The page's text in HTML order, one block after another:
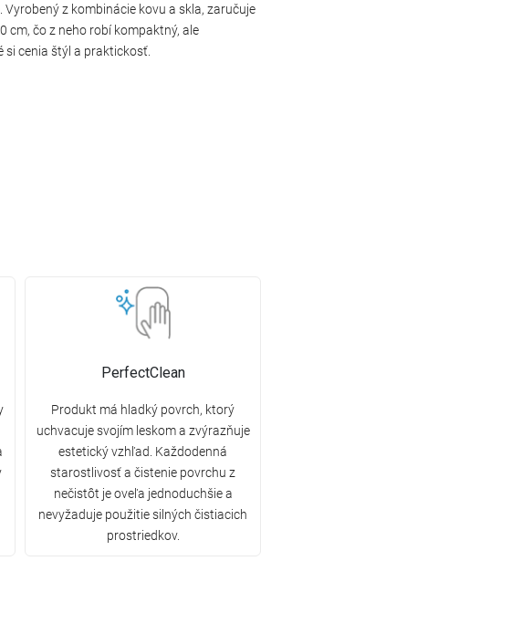
z kombinácie kovu a skla, zaručuje
cm, čo z neho robí kompaktný, ale
si cenia štýl a praktickosť.
PerfectClean
Produkt má hladký povrch, ktorý
uchvacuje svojím leskom a zvýrazňuje
estetický vzhľad. Každodenná
starostlivosť a čistenie povrchu z
nečistôt je oveľa jednoduchšie a
nevyžaduje použitie silných čistiacich
prostriedkov.